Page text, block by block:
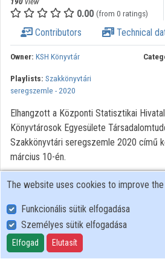
Organizations
Contributors
0.00 (from 0 ratings)
Contributors Technical
Owner: KSH Könyvtár
Playlists: Szakkönyvtári
seregszemle - 2020
Elhangzott a Központi Statisztikai
Könyvtárosok Egyesülete
Szakkönyvtári seregszemle 2020 című
március 10-én.
Minden jog fenntartva.
User Policy
Adatkezelési tájékoztató (en)
Cookie Policy
The website uses cookies to improve
Funkcionális sütik elfogadása
Személyes sütik elfogadása
Elfogad Elutasít